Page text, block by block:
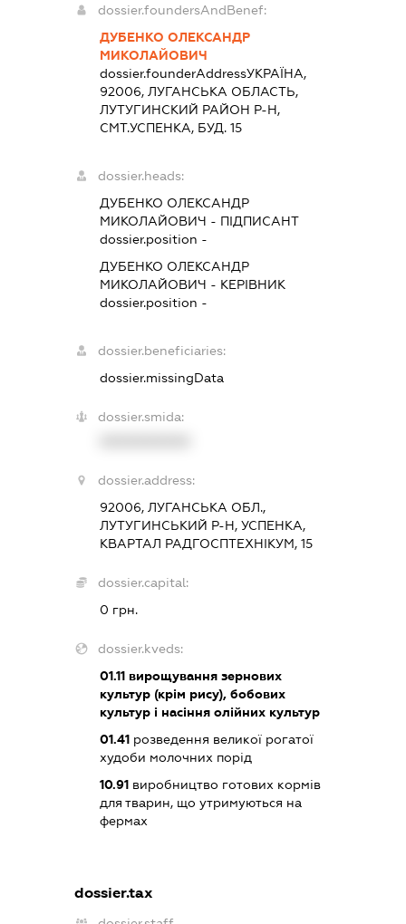
dossier.foundersAndBenef:
ДУБЕНКО ОЛЕКСАНДР
МИКОЛАЙОВИЧ
dossier.founderAddressУКРАЇНА,
92006, ЛУГАНСЬКА ОБЛАСТЬ,
ЛУТУГИНСКИЙ РАЙОН Р-Н,
СМТ.УСПЕНКА, БУД. 15
dossier.heads:
ДУБЕНКО ОЛЕКСАНДР
МИКОЛАЙОВИЧ - ПІДПИСАНТ
dossier.position -
ДУБЕНКО ОЛЕКСАНДР
МИКОЛАЙОВИЧ - КЕРІВНИК
dossier.position -
dossier.beneficiaries:
dossier.missingData
dossier.smida:
dossier.address:
92006, ЛУГАНСЬКА ОБЛ.,
ЛУТУГИНСЬКИЙ Р-Н, УСПЕНКА,
КВАРТАЛ РАДГОСПТЕХНІКУМ, 15
dossier.capital:
0 грн.
dossier.kveds:
01.11 вирощування зернових
культур (крім рису), бобових
культур і насіння олійних культур
01.41 розведення великої рогатої
худоби молочних порід
10.91 виробництво готових кормів
для тварин, що утримуються на
фермах
dossier.tax